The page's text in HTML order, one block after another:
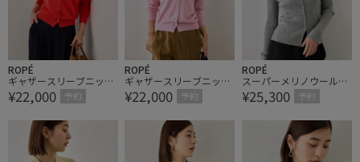
ROPÉ
ギャザースリーブニット
カーディガン/イージー
ケア【一部J'aDoRe限定
カラー/サイス・一部店
舗限定サイズ】
¥22,000 予約
ROPÉ
ギャザースリーブニット
カーディガン/イージー
ケア【一部J'aDoRe限定
カラー/サイス・一部店
舗限定サイズ】
¥22,000 予約
ROPÉ
スーパーメリノウール金
ボタンポロニットカーデ
ィガン/【一部J'aDoRe限
定カラー/サイス・一部
店舗限定サイズ】
¥25,300 予約